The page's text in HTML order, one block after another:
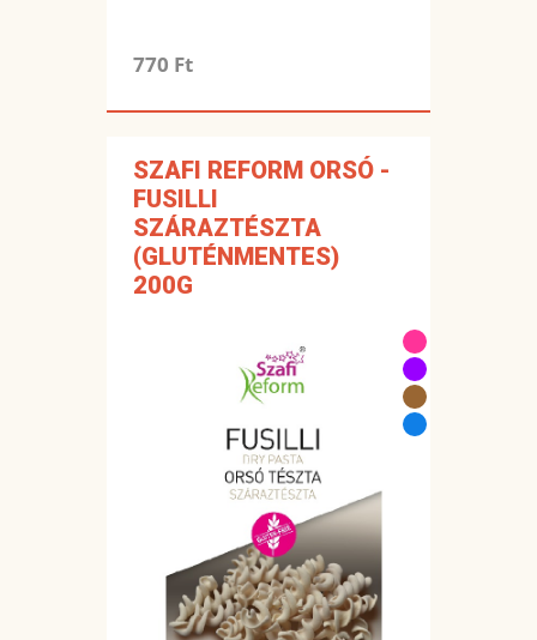
770 Ft
SZAFI REFORM ORSÓ -
FUSILLI
SZÁRAZTÉSZTA
(GLUTÉNMENTES)
200G